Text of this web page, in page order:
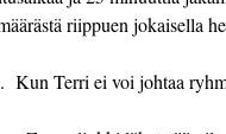
riippuen jokaisella